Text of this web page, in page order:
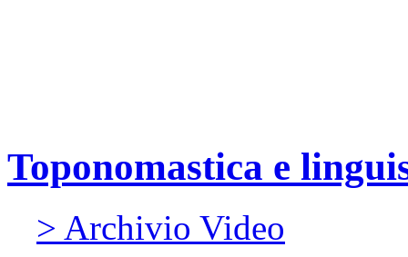
Toponomastica e
> Archivio Video